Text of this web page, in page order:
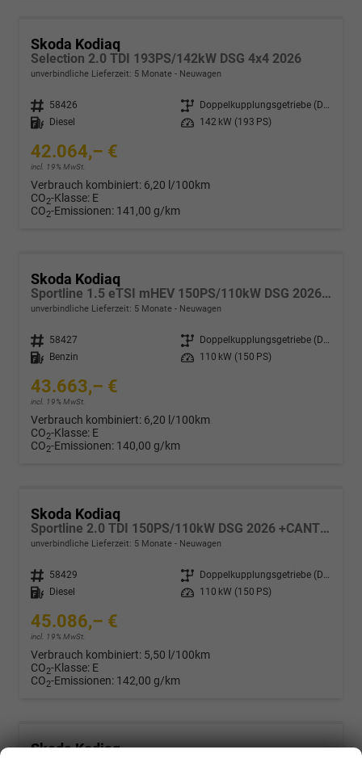
Skoda Kodiaq
Selection 2.0 TDI 193PS/142kW DSG 4x4 2026
unverbindliche Lieferzeit: 5 Monate Neuwagen
Fahrzeugnr. 58426 Getriebe
Doppelkupplungsgetriebe (DSG)
Kraftstoff
Diesel Leistung 142 kW (193 PS)
42.064,– €
incl. 19% MwSt.
Verbrauch kombiniert: 6,20 l/100km
CO2-Klasse: E
CO2-Emissionen: 141,00 g/km
Skoda Kodiaq
Sportline 1.5 eTSI mHEV 150PS/110kW DSG 2026 +CANTON+CONVENIENCE PLUS+PERFORMANCE+AKUSTIK
unverbindliche Lieferzeit: 5 Monate Neuwagen
Fahrzeugnr. 58427 Getriebe
Doppelkupplungsgetriebe (DSG)
Kraftstoff
Benzin Leistung 110 kW (150 PS)
43.663,– €
incl. 19% MwSt.
Verbrauch kombiniert: 6,20 l/100km
CO2-Klasse: E
CO2-Emissionen: 140,00 g/km
Skoda Kodiaq
Sportline 2.0 TDI 150PS/110kW DSG 2026 +CANTON+CONVENIENCE PLUS+PERFORMANCE+AKUSTIK
unverbindliche Lieferzeit: 5 Monate Neuwagen
Fahrzeugnr. 58429 Getriebe
Doppelkupplungsgetriebe (DSG)
Kraftstoff
Diesel Leistung 110 kW (150 PS)
45.086,– €
incl. 19% MwSt.
Verbrauch kombiniert: 5,50 l/100km
CO2-Klasse: E
CO2-Emissionen: 142,00 g/km
Skoda Kodiaq